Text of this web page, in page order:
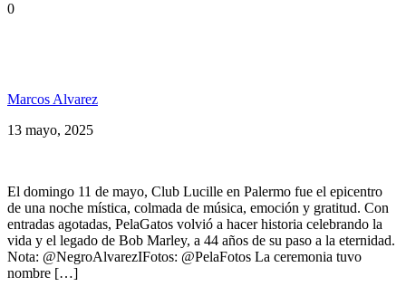
0
Marcos Alvarez
13 mayo, 2025
El domingo 11 de mayo, Club Lucille en Palermo fue el epicentro
de una noche mística, colmada de música, emoción y gratitud. Con
entradas agotadas, PelaGatos volvió a hacer historia celebrando la
vida y el legado de Bob Marley, a 44 años de su paso a la eternidad.
Nota: @NegroAlvarezIFotos: @PelaFotos La ceremonia tuvo
nombre […]